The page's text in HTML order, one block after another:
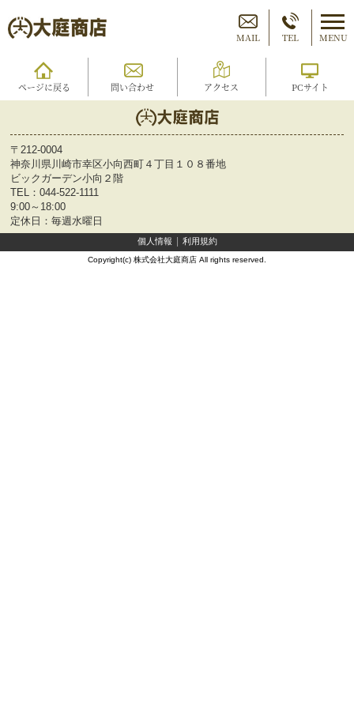
MAIL TEL MENU
ページに戻る 問い合わせ アクセス PCサイト
〒212-0004
神奈川県川崎市幸区小向西町４丁目１０８番地
ビックガーデン小向２階
TEL： 044-522-1111
9:00～18:00
定休日：毎週水曜日
個人情報 利用規約
Copyright(c) 株式会社大庭商店 All rights reserved.